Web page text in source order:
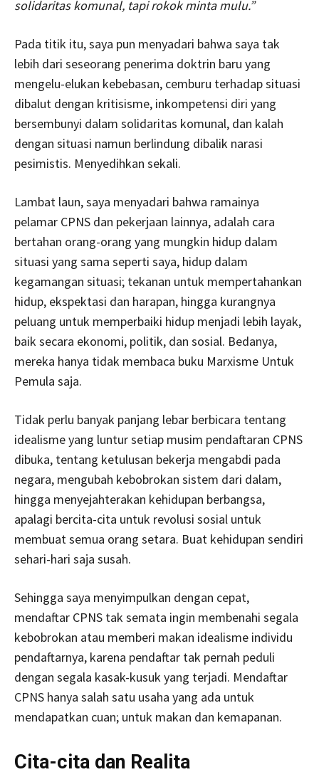
solidaritas komunal, tapi rokok minta mulu.”
Pada titik itu, saya pun menyadari bahwa saya tak
lebih dari seseorang penerima doktrin baru yang
mengelu-elukan kebebasan, cemburu terhadap situasi
dibalut dengan kritisisme, inkompetensi diri yang
bersembunyi dalam solidaritas komunal, dan kalah
dengan situasi namun berlindung dibalik narasi
pesimistis. Menyedihkan sekali.
Lambat laun, saya menyadari bahwa ramainya
pelamar CPNS dan pekerjaan lainnya, adalah cara
bertahan orang-orang yang mungkin hidup dalam
situasi yang sama seperti saya, hidup dalam
kegamangan situasi; tekanan untuk mempertahankan
hidup, ekspektasi dan harapan, hingga kurangnya
peluang untuk memperbaiki hidup menjadi lebih layak,
baik secara ekonomi, politik, dan sosial. Bedanya,
mereka hanya tidak membaca buku Marxisme Untuk
Pemula saja.
Tidak perlu banyak panjang lebar berbicara tentang
idealisme yang luntur setiap musim pendaftaran CPNS
dibuka, tentang ketulusan bekerja mengabdi pada
negara, mengubah kebobrokan sistem dari dalam,
hingga menyejahterakan kehidupan berbangsa,
apalagi bercita-cita untuk revolusi sosial untuk
membuat semua orang setara. Buat kehidupan sendiri
sehari-hari saja susah.
Sehingga saya menyimpulkan dengan cepat,
mendaftar CPNS tak semata ingin membenahi segala
kebobrokan atau memberi makan idealisme individu
pendaftarnya, karena pendaftar tak pernah peduli
dengan segala kasak-kusuk yang terjadi. Mendaftar
CPNS hanya salah satu usaha yang ada untuk
mendapatkan cuan; untuk makan dan kemapanan.
Cita-cita dan Realita